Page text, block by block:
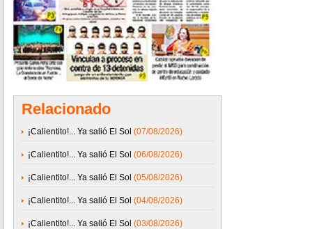
Relacionado
¡Calientito!... Ya salió El Sol (07/08/2026)
¡Calientito!... Ya salió El Sol (06/08/2026)
¡Calientito!... Ya salió El Sol (05/08/2026)
¡Calientito!... Ya salió El Sol (04/08/2026)
¡Calientito!... Ya salió El Sol (03/08/2026)